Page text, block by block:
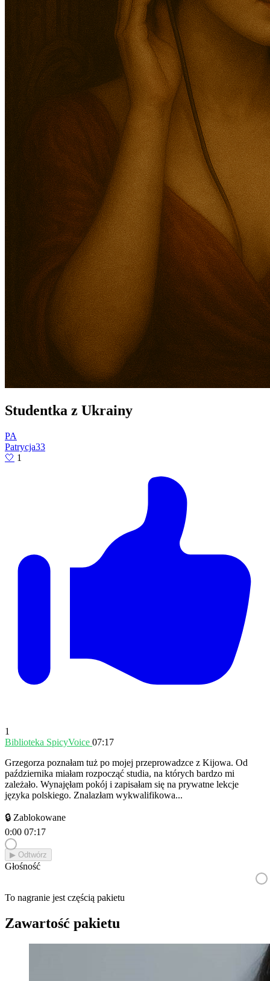
Studentka z Ukrainy
PA
Patrycja33
🤍 1
1
Biblioteka SpicyVoice 07:17
Grzegorza poznałam tuż po mojej przeprowadzce z Kijowa. Od
października miałam rozpocząć studia, na których bardzo mi
zależało. Wynajęłam pokój i zapisałam się na prywatne lekcje
języka polskiego. Znalazłam wykwalifikowa...
🔒 Zablokowane
0:00 07:17
▶︎ Odtwórz
Głośność
To nagranie jest częścią pakietu
Zawartość pakietu